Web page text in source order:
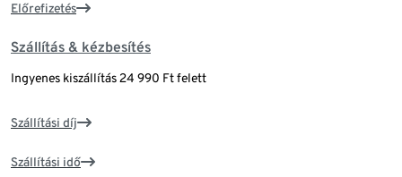
Előrefizetés
Szállítás & kézbesítés
Ingyenes kiszállítás 24 990 Ft felett
Szállítási díj
Szállítási idő